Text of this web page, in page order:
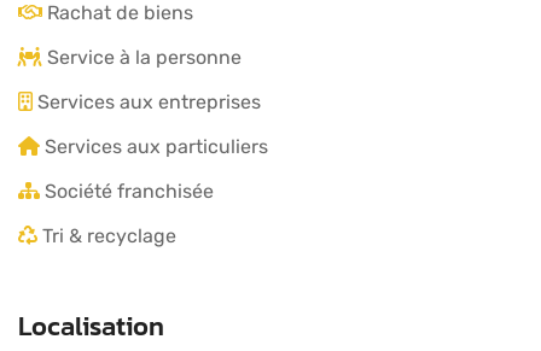
Rachat de biens
Service à la personne
Services aux entreprises
Services aux particuliers
Société franchisée
Tri & recyclage
Localisation